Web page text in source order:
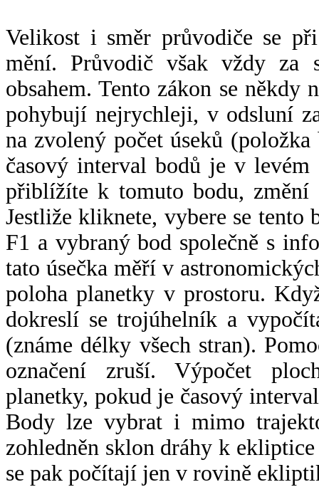
Velikost i směr průvodiče se
mění. Průvodič však vždy za
obsahem. Tento zákon se někdy
pohybují nejrychleji, v odsluní
na zvolený počet úseků
časový interval bodů je v
přiblížíte k tomuto bodu,
Jestliže kliknete, vybere se tento
F1 a vybraný bod společně s
tato úsečka měří v
poloha planetky v prostoru.
dokreslí se trojúhelník a
(známe délky všech stran).
označení zruší. Výpočet
planetky, pokud je časový
Body lze vybrat i mimo
zohledněn sklon dráhy k
se pak počítají jen v rovině